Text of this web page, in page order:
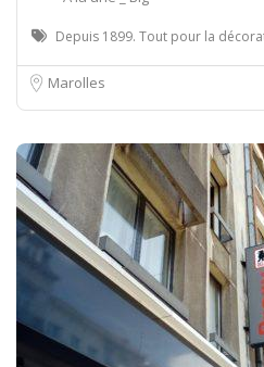
Depuis 1899. Tout pour la
Marolles